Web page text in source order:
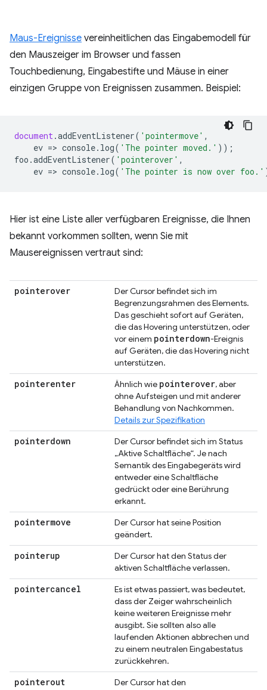
Maus-Ereignisse vereinheitlichen das Eingabemodell für
den Mauszeiger im Browser und fassen
Touchbedienung, Eingabestifte und Mäuse in einer
einzigen Gruppe von Ereignissen zusammen. Beispiel:
document.addEventListener( 'pointermove' ,
ev => console. log( 'The pointer moved.' ));
foo .addEventListener( 'pointerover' ,
ev => console. log( 'The pointer is now over foo.'
Hier ist eine Liste aller verfügbaren Ereignisse, die Ihnen
bekannt vorkommen sollten, wenn Sie mit
Mausereignissen vertraut sind:
pointerover
Der Cursor befindet sich im
Begrenzungsrahmen des Elements.
Das geschieht sofort auf Geräten,
die das Hovering unterstützen, oder
vor einem pointerdown-Ereignis
auf Geräten, die das Hovering nicht
unterstützen.
pointerenter Ähnlich wie pointerover, aber
ohne Aufsteigen und mit anderer
Behandlung von Nachkommen.
Details zur Spezifikation
pointerdown
Der Cursor befindet sich im Status
„Aktive Schaltfläche“. Je nach
Semantik des Eingabegeräts wird
entweder eine Schaltfläche
gedrückt oder eine Berührung
erkannt.
pointermove
Der Cursor hat seine Position
geändert.
pointerup
Der Cursor hat den Status der
aktiven Schaltfläche verlassen.
pointercancel
Es ist etwas passiert, was bedeutet,
dass der Zeiger wahrscheinlich
keine weiteren Ereignisse mehr
ausgibt. Sie sollten also alle
laufenden Aktionen abbrechen und
zu einem neutralen Eingabestatus
zurückkehren.
pointerout
Der Cursor hat den